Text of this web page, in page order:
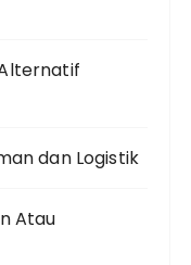
dan Logistik
Atau